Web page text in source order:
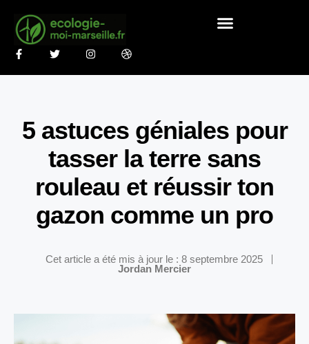
5 astuces géniales pour
tasser la terre sans
rouleau et réussir ton
gazon comme un pro
Cet article a été mis à jour le : 8 septembre 2025
Jordan Mercier